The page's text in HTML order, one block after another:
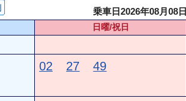
乗車日2026年08月08日
日曜/祝日
02 27 49